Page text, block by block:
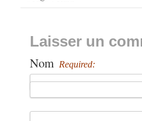
Laisser un
Nom Required: